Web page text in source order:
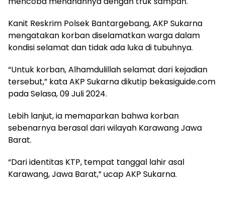
Kanit Reskrim Polsek Bantargebang, AKP Sukarna
mengatakan korban diselamatkan warga dalam
kondisi selamat dan tidak ada luka di tubuhnya.
“Untuk korban, Alhamdulillah selamat dari kejadian
tersebut,” kata AKP Sukarna dikutip bekasiguide.com
pada Selasa, 09 Juli 2024.
Lebih lanjut, ia memaparkan bahwa korban
sebenarnya berasal dari wilayah Karawang Jawa
Barat.
“Dari identitas KTP, tempat tanggal lahir asal
Karawang, Jawa Barat,” ucap AKP Sukarna.